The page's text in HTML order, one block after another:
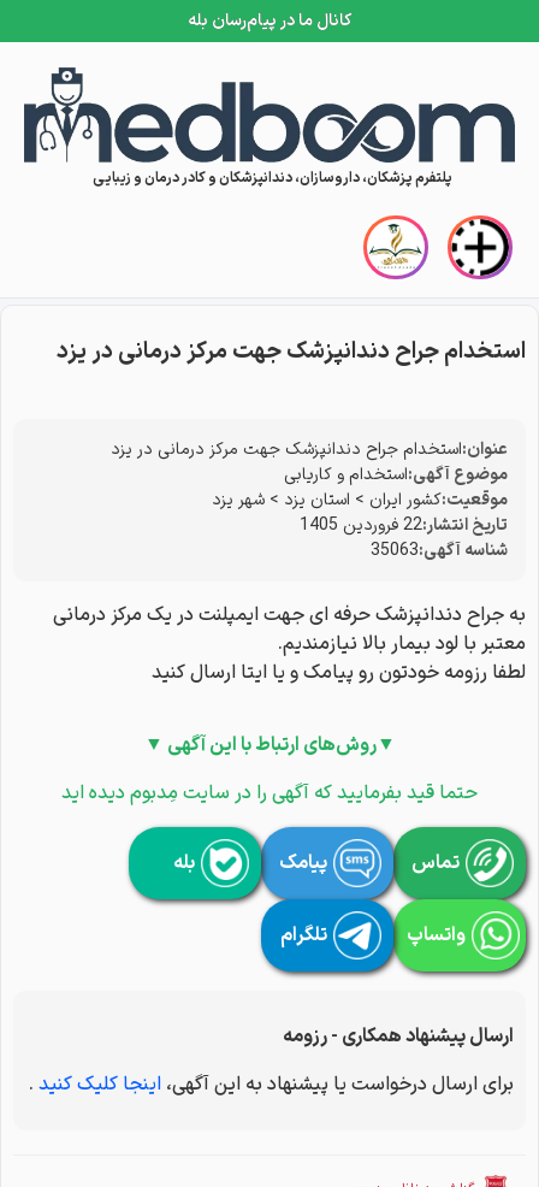
کانال ما در پیام‌رسان بله
Skip to content
پلتفرم پزشکان، داروسازان، دندانپزشکان و کادر درمان و زیبایی
استخدام جراح دندانپزشک جهت مرکز درمانی در یزد
عنوان:استخدام جراح دندانپزشک جهت مرکز درمانی در یزد
موضوع آگهی:استخدام و کاریابی
موقعیت:کشور ایران > استان یزد > شهر یزد
تاریخ انتشار:22 فروردین 1405
شناسه آگهی:35063
به جراح دندانپزشک حرفه ای جهت ایمپلنت در یک مرکز درمانی
معتبر با لود بیمار بالا نیازمندیم.
لطفا رزومه خودتون رو پیامک و یا ایتا ارسال کنید
▼روش‌های ارتباط با این آگهی ▼
حتما قید بفرمایید که آگهی را در سایت مِدبوم دیده اید
تماس پیامک بله
واتساپ تلگرام
ارسال پیشنهاد همکاری - رزومه
برای ارسال درخواست یا پیشنهاد به این آگهی، اینجا کلیک کنید .